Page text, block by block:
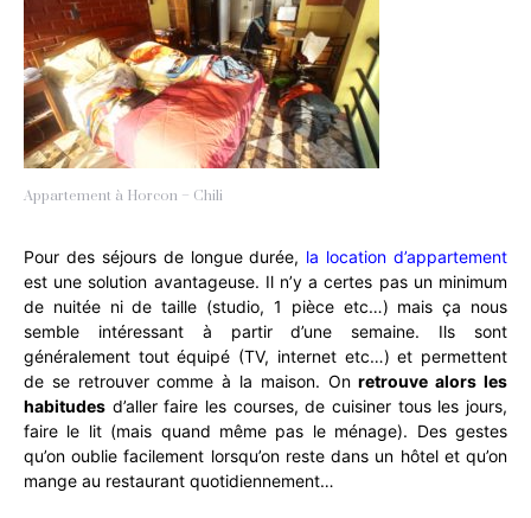
Appartement à Horcon – Chili
Pour des séjours de longue durée, la location d’appartement
est une solution avantageuse. Il n’y a certes pas un minimum
de nuitée ni de taille (studio, 1 pièce etc…) mais ça nous
semble intéressant à partir d’une semaine. Ils sont
généralement tout équipé (TV, internet etc…) et permettent
de se retrouver comme à la maison. Onretrouve alors les
habitudes d’aller faire les courses, de cuisiner tous les jours,
faire le lit (mais quand même pas le ménage). Des gestes
qu’on oublie facilement lorsqu’on reste dans un hôtel et qu’on
mange au restaurant quotidiennement…